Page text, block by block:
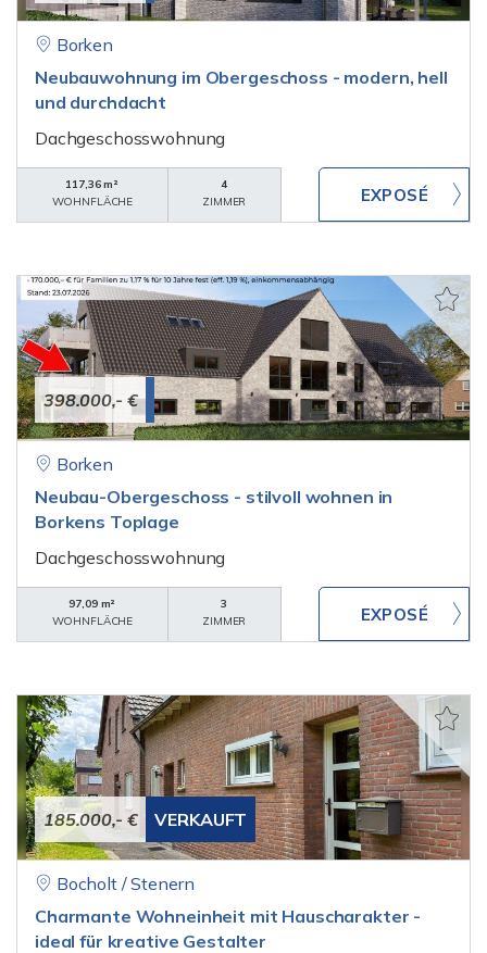
Borken
Neubauwohnung im Obergeschoss - modern, hell
und durchdacht
Dachgeschosswohnung
117,36 m²
WOHNFLÄCHE
4
ZIMMER
398.000,- €
Borken
Neubau-Obergeschoss - stilvoll wohnen in
Borkens Toplage
Dachgeschosswohnung
97,09 m²
WOHNFLÄCHE
3
ZIMMER
185.000,- € VERKAUFT
Bocholt / Stenern
Charmante Wohneinheit mit Hauscharakter -
ideal für kreative Gestalter